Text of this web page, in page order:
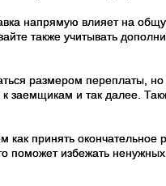
напрямую влияет на
также учитывать
размером переплаты,
заемщикам и так далее.
как принять
поможет избежать